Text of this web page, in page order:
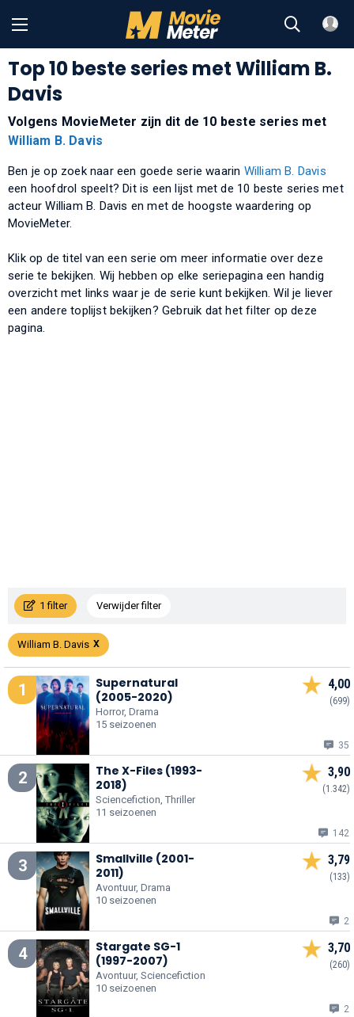
Top 10 beste series met William B.
Davis
Volgens MovieMeter zijn dit de 10 beste series met
William B. Davis
Ben je op zoek naar een goede serie waarin William B. Davis
een hoofdrol speelt? Dit is een lijst met de 10 beste series met
acteur William B. Davis en met de hoogste waardering op
MovieMeter.
Klik op de titel van een serie om meer informatie over deze
serie te bekijken. Wij hebben op elke seriepagina een handig
overzicht met links waar je de serie kunt bekijken. Wil je liever
een andere toplijst bekijken? Gebruik dat het filter op deze
pagina.
1 filter Verwijder filter
William B. Davis
1
Supernatural
(2005-2020)
Horror, Drama
15 seizoenen
4,00
(699)
35
2
The X-Files (1993-
2018)
Sciencefiction, Thriller
11 seizoenen
3,90
(1.342)
142
3
Smallville (2001-
2011)
Avontuur, Drama
10 seizoenen
3,79
(133)
2
4
Stargate SG-1
(1997-2007)
Avontuur, Sciencefiction
10 seizoenen
3,70
(260)
2